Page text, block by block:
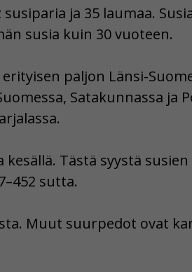
ja 35 laumaa.
susia kuin 30 vuoteen.
paljon Länsi-
Satakunnassa ja
kesällä. Tästä syystä
sutta.
Muut suurpedot ovat